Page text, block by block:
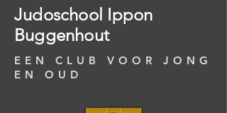
Judoschool Ippon
Buggenhout
EEN CLUB VOOR JONG
EN OUD